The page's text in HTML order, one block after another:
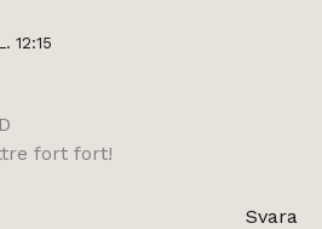
12:15
fort fort!
Svara